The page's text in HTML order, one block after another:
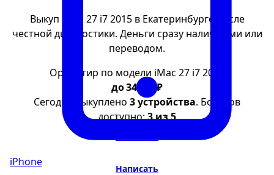
iPhone
Выкуп iMac 27 i7 2015 в Екатеринбурге после
честной диагностики. Деньги сразу наличными или
переводом.
Ориентир по модели iMac 27 i7 2015
до 34 000 ₽
Сегодня выкуплено 3 устройства. Бонусов
доступно:3 из 5
Написать